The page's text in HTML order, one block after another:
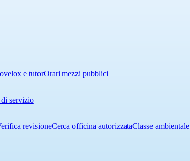
e tutorOrari mezzi pubblici
servizio
revisioneCerca officina autorizzataClasse ambientale